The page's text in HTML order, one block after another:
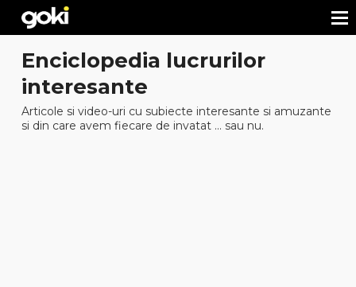
Enciclopedia lucrurilor
interesante
Articole si video-uri cu subiecte interesante si amuzante
si din care avem fiecare de invatat ... sau nu.